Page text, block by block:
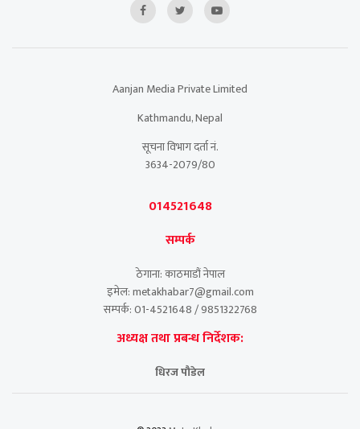
Aanjan Media Private Limited
Kathmandu, Nepal
सूचना विभाग दर्ता नं.
3634-2079/80
014521648
सम्पर्क
ठेगाना: काठमाडौं नेपाल
इमेल: metakhabar7@gmail.com
सम्पर्क: 01-4521648 / 9851322768
अध्यक्ष तथा प्रबन्ध निर्देशक:
धिरज पौडेल